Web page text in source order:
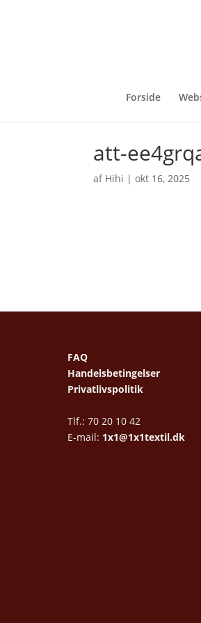
Forside
att-
af Hihi |okt 16, 2025
FAQ
Handelsbetingelser
Privatlivspolitik
Tlf.: 70 20 10 42
E-mail: 1x1@1x1textil.dk